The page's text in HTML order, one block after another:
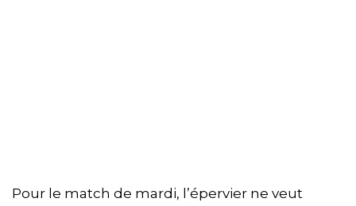
Pour le match de mardi, l’épervier ne veut